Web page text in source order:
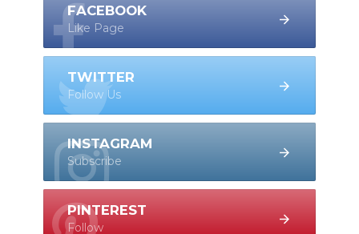
FACEBOOK
Like Page
TWITTER
Follow Us
INSTAGRAM
Subscribe
PINTEREST
Follow